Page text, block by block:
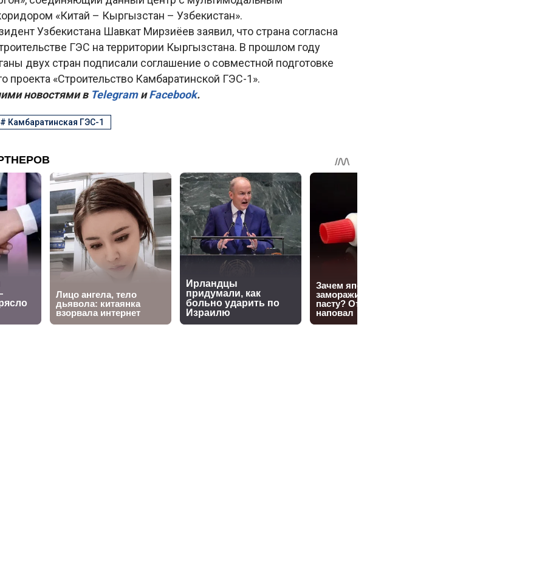
«Китай – Кыргызстан – Узбекистан».
Узбекистана Шавкат Мирзиёев заявил, что страна согласна
ГЭС на территории Кыргызстана. В прошлом году
двух стран подписали соглашение о совместной подготовке
проекта «Строительство Камбаратинской ГЭС-1».
новостями вTelegramиFacebook.
# Камбаратинская ГЭС-1